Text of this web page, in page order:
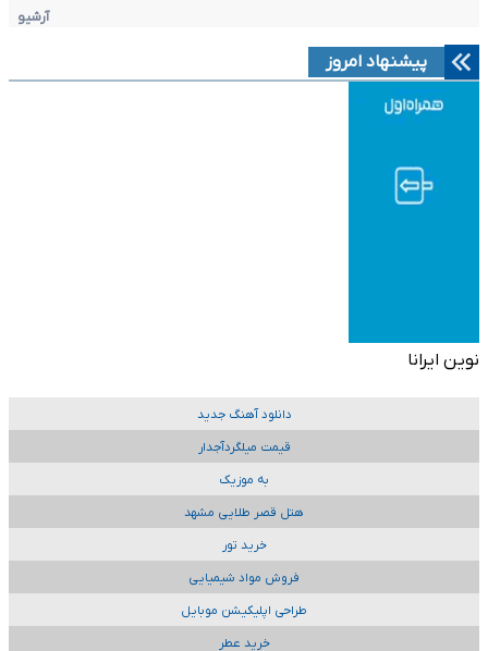
آرشیو
پیشنهاد امروز
نوین ایرانا
دانلود آهنگ جدید
قیمت میلگردآجدار
به موزیک
هتل قصر طلایی مشهد
خرید تور
فروش مواد شیمیایی
طراحی اپلیکیشن موبایل
خرید عطر